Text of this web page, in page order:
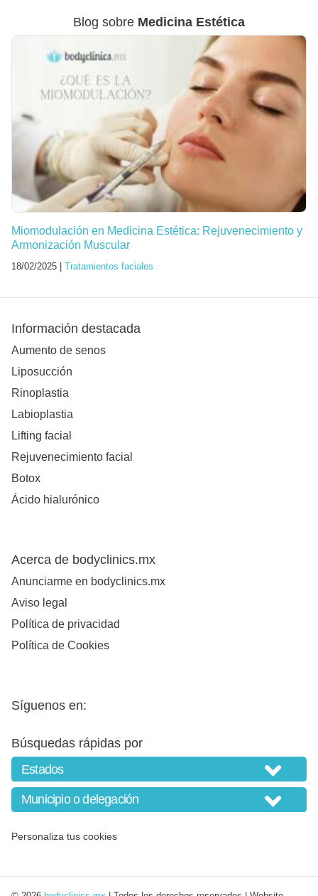
Blog sobre Medicina Estética
Miomodulación en Medicina Estética: Rejuvenecimiento y
Armonización Muscular
18/02/2025 | Tratamientos faciales
Información destacada
Aumento de senos
Liposucción
Rinoplastia
Labioplastia
Lifting facial
Rejuvenecimiento facial
Botox
Ácido hialurónico
Acerca de bodyclinics.mx
Anunciarme en bodyclinics.mx
Aviso legal
Política de privacidad
Política de Cookies
Síguenos en:
Búsquedas rápidas por
Personaliza tus cookies